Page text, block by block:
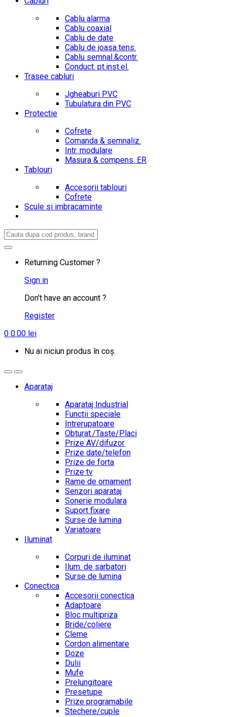
Cablu alarma
Cablu coaxial
Cablu de date
Cablu de joasa tens.
Cablu semnal.&contr.
Conduct. pt.inst.el.
Trasee cabluri
Jgheaburi PVC
Tubulatura din PVC
Protectie
Cofrete
Comanda & semnaliz.
Intr. modulare
Masura & compens. ER
Tablouri
Accesorii tablouri
Cofrete
Scule si imbracaminte
Search
Returning Customer ?
Sign in
Don't have an account ?
Register
0 0.00 lei
Nu ai niciun produs în coș.
Aparataj
Aparataj Industrial
Functii speciale
Intrerupatoare
Obturat./Taste/Placi
Prize AV/difuzor
Prize date/telefon
Prize de forta
Prize tv
Rame de ornament
Senzori aparataj
Sonerie modulara
Suport fixare
Surse de lumina
Variatoare
Iluminat
Corpuri de iluminat
Ilum. de sarbatori
Surse de lumina
Conectica
Accesorii conectica
Adaptoare
Bloc multipriza
Bride/coliere
Cleme
Cordon alimentare
Doze
Dulii
Mufe
Prelungitoare
Presetupe
Prize programabile
Stechere/cuple